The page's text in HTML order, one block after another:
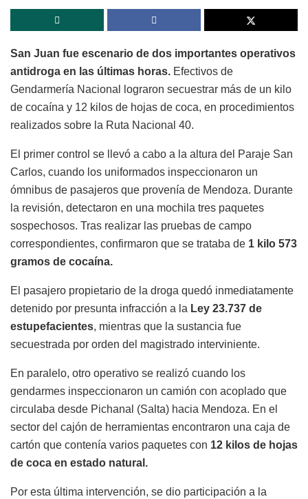
San Juan fue escenario de dos importantes operativos
antidroga en las últimas horas. Efectivos de
Gendarmería Nacional lograron secuestrar más de un kilo
de cocaína y 12 kilos de hojas de coca, en procedimientos
realizados sobre la Ruta Nacional 40.
El primer control se llevó a cabo a la altura del Paraje San
Carlos, cuando los uniformados inspeccionaron un
ómnibus de pasajeros que provenía de Mendoza. Durante
la revisión, detectaron en una mochila tres paquetes
sospechosos. Tras realizar las pruebas de campo
correspondientes, confirmaron que se trataba de 1 kilo 573
gramos de cocaína.
El pasajero propietario de la droga quedó inmediatamente
detenido por presunta infracción a la Ley 23.737 de
estupefacientes, mientras que la sustancia fue
secuestrada por orden del magistrado interviniente.
En paralelo, otro operativo se realizó cuando los
gendarmes inspeccionaron un camión con acoplado que
circulaba desde Pichanal (Salta) hacia Mendoza. En el
sector del cajón de herramientas encontraron una caja de
cartón que contenía varios paquetes con 12 kilos de hojas
de coca en estado natural.
Por esta última intervención, se dio participación a la